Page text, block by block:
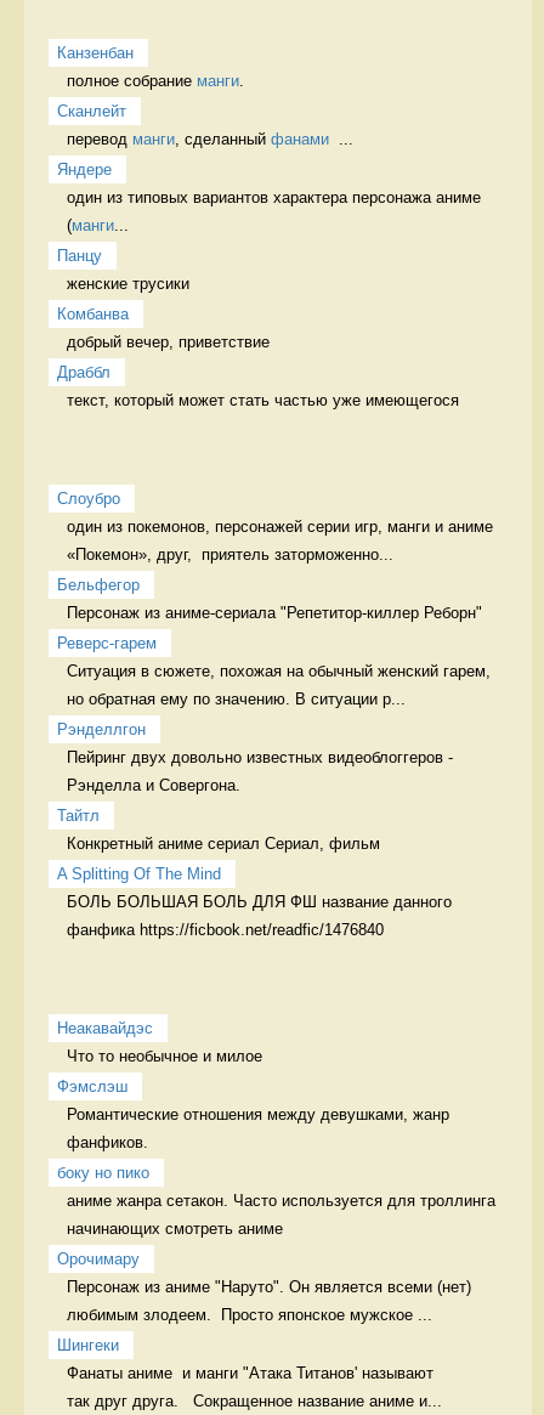
Канзенбан
полное собрание манги
Сканлейт
перевод манги , сделанный фанами
Яндере
один из типовых вариантов характера персонажа аниме
(манги
Панцу
женские трусики
Комбанва
добрый вечер, приветствие
Драббл
текст, который может стать частью уже имеющегося
Слоубро
один из покемонов, персонажей серии игр, манги и аниме
«Покемон», друг,  приятель заторможенно...
Бельфегор
Персонаж из аниме-сериала "Репетитор-киллер Реборн"
Реверс-гарем
Ситуация в сюжете, похожая на обычный женский гарем,
но обратная ему по значению. В ситуации р...
Рэнделлгон
Пейринг двух довольно известных видеоблоггеров -
Рэнделла и Совергона.
Тайтл
Конкретный аниме сериал Сериал, фильм
A Splitting Of The Mind
БОЛЬ БОЛЬШАЯ БОЛЬ ДЛЯ ФШ название данного
фанфика https://ficbook.net/readfic/1476840
Неакавайдэс
Что то необычное и милое
Фэмслэш
Романтические отношения между девушками, жанр
фанфиков.
боку но пико
аниме жанра сетакон. Часто используется для троллинга
начинающих смотреть аниме
Орочимару
Персонаж из аниме "Наруто". Он является всеми (нет)
любимым злодеем.  Просто японское мужское ...
Шингеки
Фанаты аниме  и манги "Атака Титанов' называют
так друг друга.   Сокращенное название аниме и...